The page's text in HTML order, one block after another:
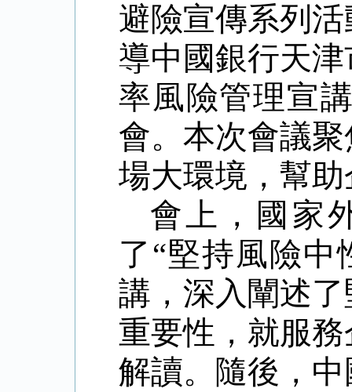
避險宣傳系列
導中國銀行天
率風險管理宣
會。本次會議
場大環境，幫
會上，國家
了 “堅持風險中
講，深入闡述
重要性，就服
解讀。隨後，